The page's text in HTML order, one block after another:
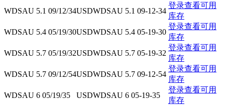
WDSAU 5.1 09/12/34USDWDSAU 5.1 09-12-34
登录查看可用
库存
WDSAU 5.4 05/19/30USDWDSAU 5.4 05-19-30
登录查看可用
库存
WDSAU 5.7 05/19/32USDWDSAU 5.7 05-19-32
登录查看可用
库存
WDSAU 5.7 09/12/54USDWDSAU 5.7 09-12-54
登录查看可用
库存
WDSAU 6 05/19/35
USDWDSAU 6 05-19-35
登录查看可用
库存